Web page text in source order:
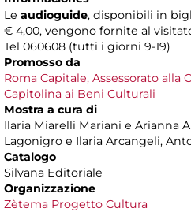
Le audioguide, disponibili in
€ 4,00, vengono fornite al
Tel 060608 (tutti i giorni 9-19)
Promosso da
Roma Capitale, Assessorato alla
Capitolina ai Beni Culturali
Mostra a cura di
Ilaria Miarelli Mariani e Arianna
Lagonigro e Ilaria Arcangeli,
Catalogo
Silvana Editoriale
Organizzazione
Zètema Progetto Cultura